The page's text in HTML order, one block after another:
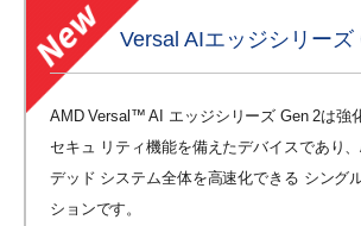
Versal AIエッジシリーズ
AMD Versal™ AI エッジシリーズ Gen 2は強
セキュ リティ機能を備えたデバイスであり
デッド システム全体を高速化できる シング
ションです。